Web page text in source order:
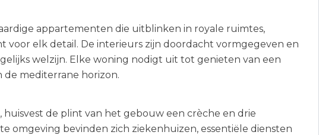
appartementen die uitblinken in royale ruimtes,
voor elk detail. De interieurs zijn doordacht vormgegeven en
welzijn. Elke woning nodigt uit tot genieten van een
de mediterrane horizon.
de plint van het gebouw een crèche en drie
omgeving bevinden zich ziekenhuizen, essentiële diensten